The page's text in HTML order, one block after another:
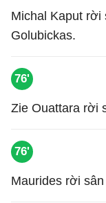
Michal Kaput
Golubickas.
76'
Zie Ouattara rời
76'
Maurides rời